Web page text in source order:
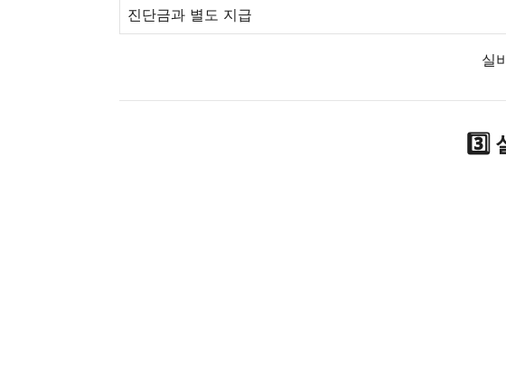
진단금과 별도 지급
실
3️⃣